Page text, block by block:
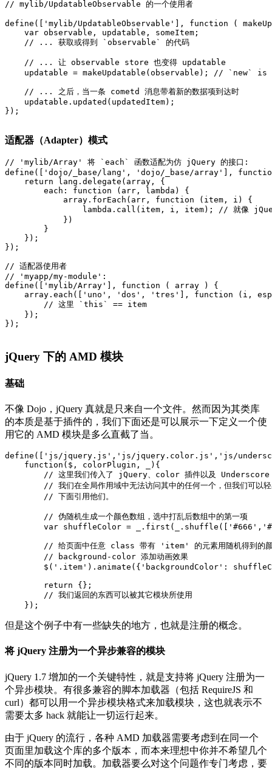
// mylib/UpdatableObservable 的一个使用者
define(['mylib/UpdatableObservable'], function (
    var observable, updatable, someItem;
    // ... 获取或得到 `observable` 的代码
    // ... 让 observable store 也变得 updatable
updatable = makeUpdatable(observable); // `new` is
    // ... 之后，当一条 cometd 消息带着新的数据项到达时
    updatable.updated(updatedItem);
});
适配器（Adapter）模式
// 'mylib/Array' 将 `each` 函数适配为仿 jQuery 的接口:
define(['dojo/_base/lang', 'dojo/_base/array'],
    return lang.delegate(array, {
        each: function (arr, lambda) {
            array.forEach(arr, function (item, i) {
lambda.call(item, i, item); // 就像
            })
        }
    });
});
// 适配器使用者
// 'myapp/my-module':
define(['mylib/Array'], function ( array ) {
array.each(['uno', 'dos', 'tres'], function (i,
        // 这里 `this` == item
    });
});
jQuery 下的 AMD 模块
基础
不像 Dojo，jQuery 真就是只来自一个文件。然而因为其类库
的本质是基于插件的，我们下面还是可以展示一下定义一个使
用它的 AMD 模块是多么直截了当。
define(['js/jquery.js','js/jquery.color.js','js/
    function($, colorPlugin, _){
        // 这里我们传入了 jQuery、color 插件以及 Underscore
// 我们在全局作用域中无法访问其中的任何一个，但我们可以
        // 下面引用他们。
        // 伪随机生成一个颜色数组，选中打乱后数组中的第一项
var shuffleColor =
// 给页面中任意 class 带有 'item' 的元素用随机得到的
        // background-color 添加动画效果
$('.item').animate({'backgroundColor':
        return {};
        // 我们返回的东西可以被其它模块所使用
但是这个例子中有一些缺失的地方，也就是注册的概念。
将 jQuery 注册为一个异步兼容的模块
jQuery 1.7 增加的一个关键特性，就是支持将 jQuery 注册为一
个异步模块。有很多兼容的脚本加载器（包括 RequireJS 和
curl）都可以用一个异步模块格式来加载模块，这也就表示不
需要太多 hack 就能让一切运行起来。
由于 jQuery 的流行，各种 AMD 加载器需要考虑到在同一个
页面里加载这个库的多个版本，而本来理想中你并不希望几个
不同的版本同时加载。加载器要么对这个问题作专门考虑，要